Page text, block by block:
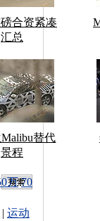
合资紧凑
汇总
替代
景程
万 70
| 运动